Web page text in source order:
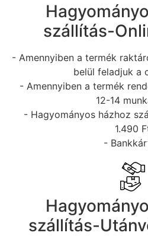
szállítás-
- Amennyiben a termék
belül feladjuk a
- Amennyiben a termék
12-14
- Hagyományos házhoz
1.490
-
szállítás-